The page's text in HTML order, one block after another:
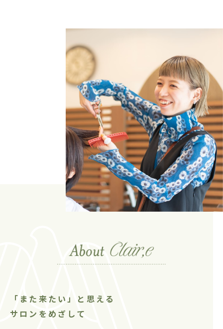
「また来たい」と思える
サロンをめざして